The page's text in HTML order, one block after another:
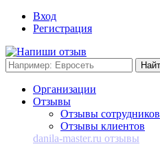
Вход
Регистрация
Организации
Отзывы
Отзывы сотрудников
Отзывы клиентов
danila-master.ru отзывы